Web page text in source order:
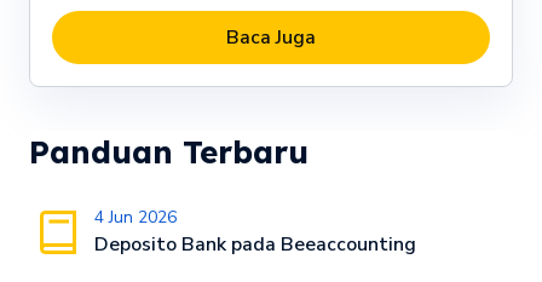
Baca Juga
Panduan Terbaru
4 Jun 2026
Deposito Bank pada Beeaccounting